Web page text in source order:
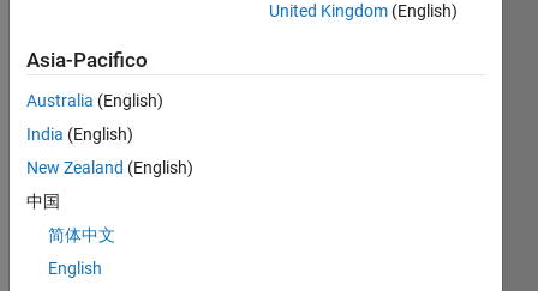
United Kingdom(English)
Asia-Pacifico
Australia (English)
India (English)
New Zealand (English)
中国
简体中文
English